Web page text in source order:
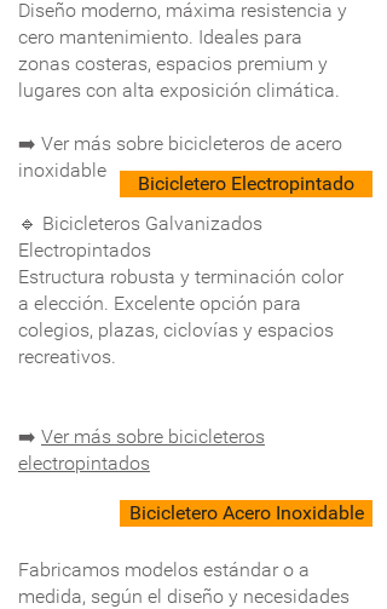
Diseño moderno, máxima resistencia y
cero mantenimiento. Ideales para
zonas costeras, espacios premium y
lugares con alta exposición climática.
➡️ Ver más sobre bicicleteros de acero
inoxidable
🔹 Bicicleteros Galvanizados
Electropintados
Estructura robusta y terminación color
a elección. Excelente opción para
colegios, plazas, ciclovías y espacios
recreativos.
➡️ Ver más sobre bicicleteros
electropintados
Fabricamos modelos estándar o a
medida, según el diseño y necesidades
Bicicletero Electropintado
Bicicletero Acero Inoxidable